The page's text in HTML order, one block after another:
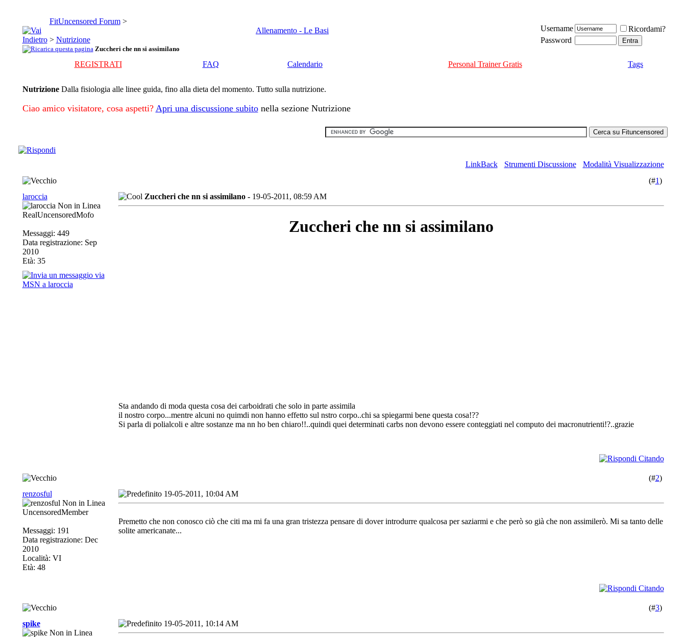
FitUncensored Forum >
Allenamento - Le Basi
> Nutrizione
Zuccheri che nn si assimilano
Username
Ricordami?
Password
REGISTRATI FAQ Calendario Personal Trainer Gratis Tags
Nutrizione Dalla fisiologia alle linee guida, fino alla dieta del momento. Tutto sulla nutrizione.
Ciao amico visitatore, cosa aspetti? Apri una discussione subitonella sezione Nutrizione
LinkBack Strumenti Discussione
Modalità Visualizzazione
(#1)
laroccia
RealUncensoredMofo
Messaggi: 449
Data registrazione: Sep
2010
Età: 35
Zuccheri che nn si assimilano - 19-05-2011, 08:59 AM
Zuccheri che nn si assimilano
Sta andando di moda questa cosa dei carboidrati che solo in parte assimila
il nostro corpo...mentre alcuni no quimdi non hanno effetto sul nstro corpo..chi sa spiegarmi bene questa cosa!??
Si parla di polialcoli e altre sostanze ma nn ho ben chiaro!!..quindi quei determinati carbs non devono essere conteggiati nel computo dei macronutrienti!?..grazie
(#2)
renzosful
UncensoredMember
Messaggi: 191
Data registrazione: Dec
2010
Località: VI
Età: 48
19-05-2011, 10:04 AM
Premetto che non conosco ciò che citi ma mi fa una gran tristezza pensare di dover introdurre qualcosa per saziarmi e che però so già che non assimilerò. Mi sa tanto delle
solite americanate...
(#3)
spike
19-05-2011, 10:14 AM